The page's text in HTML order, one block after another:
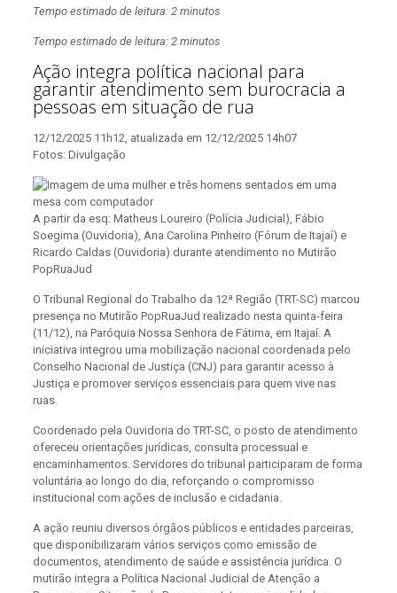
Tempo estimado de leitura: 2 minutos
Tempo estimado de leitura: 2 minutos
Ação integra política nacional para
garantir atendimento sem burocracia a
pessoas em situação de rua
12/12/2025 11h12, atualizada em 12/12/2025 14h07
Fotos: Divulgação
A partir da esq: Matheus Loureiro (Polícia Judicial), Fábio
Soegima (Ouvidoria), Ana Carolina Pinheiro (Fórum de Itajaí) e
Ricardo Caldas (Ouvidoria) durante atendimento no Mutirão
PopRuaJud
O Tribunal Regional do Trabalho da 12ª Região (TRT-SC) marcou
presença no Mutirão PopRuaJud realizado nesta quinta-feira
(11/12), na Paróquia Nossa Senhora de Fátima, em Itajaí. A
iniciativa integrou uma mobilização nacional coordenada pelo
Conselho Nacional de Justiça (CNJ) para garantir acesso à
Justiça e promover serviços essenciais para quem vive nas
ruas.
Coordenado pela Ouvidoria do TRT-SC, o posto de atendimento
ofereceu orientações jurídicas, consulta processual e
encaminhamentos. Servidores do tribunal participaram de forma
voluntária ao longo do dia, reforçando o compromisso
institucional com ações de inclusão e cidadania.
A ação reuniu diversos órgãos públicos e entidades parceiras,
que disponibilizaram vários serviços como emissão de
documentos, atendimento de saúde e assistência jurídica. O
mutirão integra a Política Nacional Judicial de Atenção a